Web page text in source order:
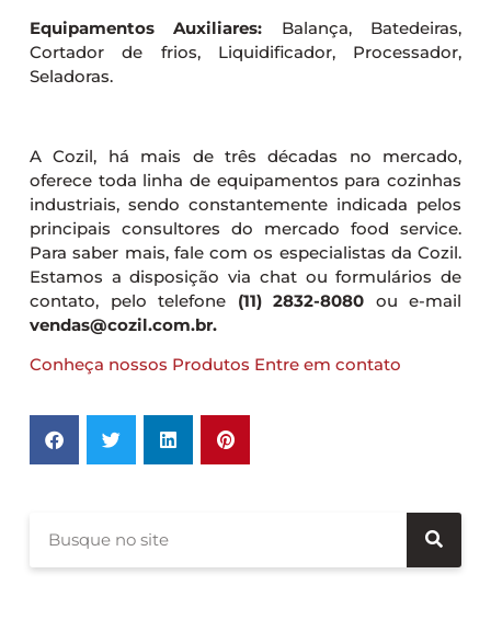
Equipamentos Auxiliares: Balança, Batedeiras,
Cortador de frios, Liquidificador, Processador,
Seladoras.
A Cozil, há mais de três décadas no mercado,
oferece toda linha de equipamentos para cozinhas
industriais, sendo constantemente indicada pelos
principais consultores do mercado food service.
Para saber mais, fale com os especialistas da Cozil.
Estamos a disposição via chat ou formulários de
contato, pelo telefone (11) 2832-8080 ou e-mail
vendas@cozil.com.br.
Conheça nossos Produtos Entre em contato